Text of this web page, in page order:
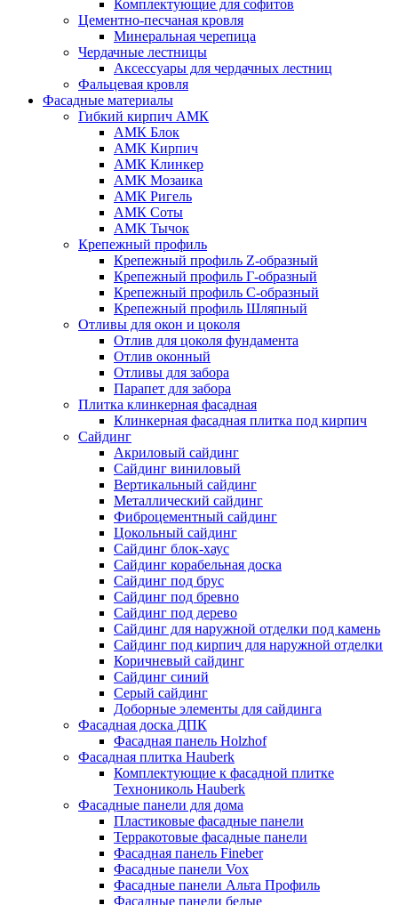
Комплектующие для софитов
Цементно-песчаная кровля
Минеральная черепица
Чердачные лестницы
Аксессуары для чердачных лестниц
Фальцевая кровля
Фасадные материалы
Гибкий кирпич АМК
АМК Блок
АМК Кирпич
АМК Клинкер
АМК Мозаика
АМК Ригель
АМК Соты
АМК Тычок
Крепежный профиль
Крепежный профиль Z-образный
Крепежный профиль Г-образный
Крепежный профиль С-образный
Крепежный профиль Шляпный
Отливы для окон и цоколя
Отлив для цоколя фундамента
Отлив оконный
Отливы для забора
Парапет для забора
Плитка клинкерная фасадная
Клинкерная фасадная плитка под кирпич
Сайдинг
Акриловый сайдинг
Сайдинг виниловый
Вертикальный сайдинг
Металлический сайдинг
Фиброцементный сайдинг
Цокольный сайдинг
Сайдинг блок-хаус
Сайдинг корабельная доска
Сайдинг под брус
Сайдинг под бревно
Сайдинг под дерево
Сайдинг для наружной отделки под камень
Сайдинг под кирпич для наружной отделки
Коричневый сайдинг
Сайдинг синий
Серый сайдинг
Доборные элементы для сайдинга
Фасадная доска ДПК
Фасадная панель Holzhof
Фасадная плитка Hauberk
Комплектующие к фасадной плитке
Технониколь Hauberk
Фасадные панели для дома
Пластиковые фасадные панели
Терракотовые фасадные панели
Фасадная панель Fineber
Фасадные панели Vox
Фасадные панели Альта Профиль
Фасадные панели белые